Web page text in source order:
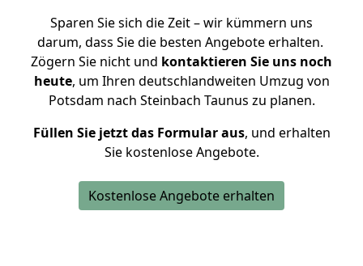
Sparen Sie sich die Zeit – wir kümmern uns
darum, dass Sie die besten Angebote erhalten.
Zögern Sie nicht und kontaktieren Sie uns noch
heute, um Ihren deutschlandweiten Umzug von
Potsdam nach Steinbach Taunus zu planen.
Füllen Sie jetzt das Formular aus, und erhalten
Sie kostenlose Angebote.
Kostenlose Angebote erhalten